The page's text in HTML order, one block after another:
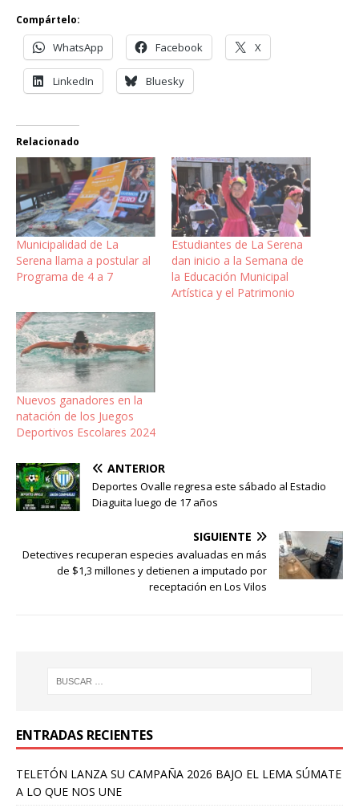
Compártelo:
WhatsApp Facebook X
LinkedIn Bluesky
Relacionado
Municipalidad de La
Serena llama a postular al
Programa de 4 a 7
Estudiantes de La Serena
dan inicio a la Semana de
la Educación Municipal
Artística y el Patrimonio
Nuevos ganadores en la
natación de los Juegos
Deportivos Escolares 2024
ANTERIOR
Deportes Ovalle regresa este sábado al Estadio
Diaguita luego de 17 años
SIGUIENTE
Detectives recuperan especies avaluadas en más
de $1,3 millones y detienen a imputado por
receptación en Los Vilos
ENTRADAS RECIENTES
TELETÓN LANZA SU CAMPAÑA 2026 BAJO EL LEMA SÚMATE
A LO QUE NOS UNE